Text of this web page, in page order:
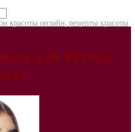
красоты онлайн, рецепты красоты
для блеска